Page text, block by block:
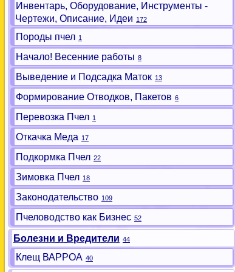
Инвентарь, Оборудование, Инструменты -
Чертежи, Описание, Идеи 172
Породы пчел 1
Начало! Весенние работы 8
Выведение и Подсадка Маток 13
Формирование Отводков, Пакетов 6
Перевозка Пчел 1
Откачка Меда 17
Подкормка Пчел 22
Зимовка Пчел 18
Законодательство 109
Пчеловодство как Бизнес 52
Болезни и Вредители 44
Клещ ВАРРОА 40